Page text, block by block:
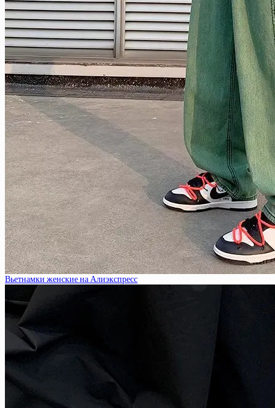
Вьетнамки женские на Алиэкспресс